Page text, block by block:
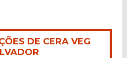
DE CERA VEG